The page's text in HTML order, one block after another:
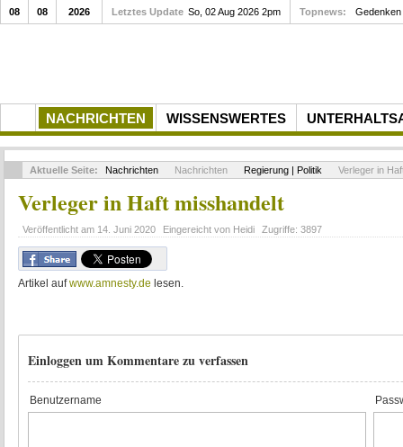
NACHRICHTEN WISSENSWERTES
08 08 2026 Letztes Update So, 02 Aug 2026 2pm Topnews: Gedenken
Aktuelle Seite: Nachrichten Nachrichten Regierung | Politik Verleger in
Verleger in Haft misshandelt
Veröffentlicht am 14. Juni 2020 Eingereicht von Heidi Zugriffe: 3897
Artikel aufwww.amnesty.de lesen.
Einloggen um Kommentare zu verfassen
Benutzername